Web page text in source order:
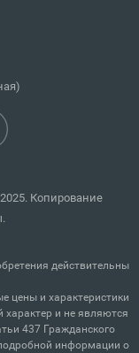
Копирование
действительны
цены и характеристики
и не являются
437 Гражданского
информации о